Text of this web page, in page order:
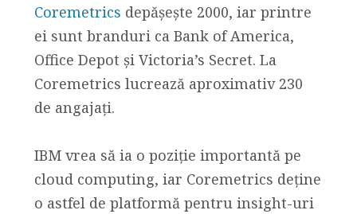
Coremetrics depășește 2000, iar printre
ei sunt branduri ca Bank of America,
Office Depot și Victoria’s Secret. La
Coremetrics lucrează aproximativ 230
de angajați.
IBM vrea să ia o poziție importantă pe
cloud computing, iar Coremetrics deține
o astfel de platformă pentru insight-uri